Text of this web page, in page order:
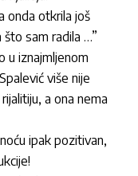
onda otkrila još
što sam radila …”
u iznajmljenom
više nije
a ona nema
ipak pozitivan,